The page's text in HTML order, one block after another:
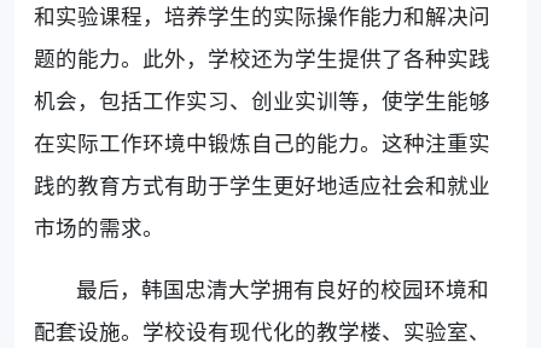
和实验课程，培养学生的实际操作能力和解决问
题的能力。此外，学校还为学生提供了各种实践
机会，包括工作实习、创业实训等，使学生能够
在实际工作环境中锻炼自己的能力。这种注重实
践的教育方式有助于学生更好地适应社会和就业
市场的需求。
最后，韩国忠清大学拥有良好的校园环境和
配套设施。学校设有现代化的教学楼、实验室、